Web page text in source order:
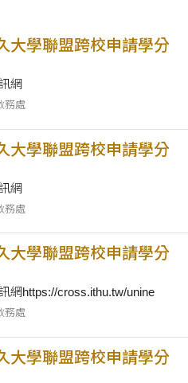
大學聯盟跨校申請學分
網
務處
大學聯盟跨校申請學分
網
務處
大學聯盟跨校申請學分
務處
大學聯盟跨校申請學分